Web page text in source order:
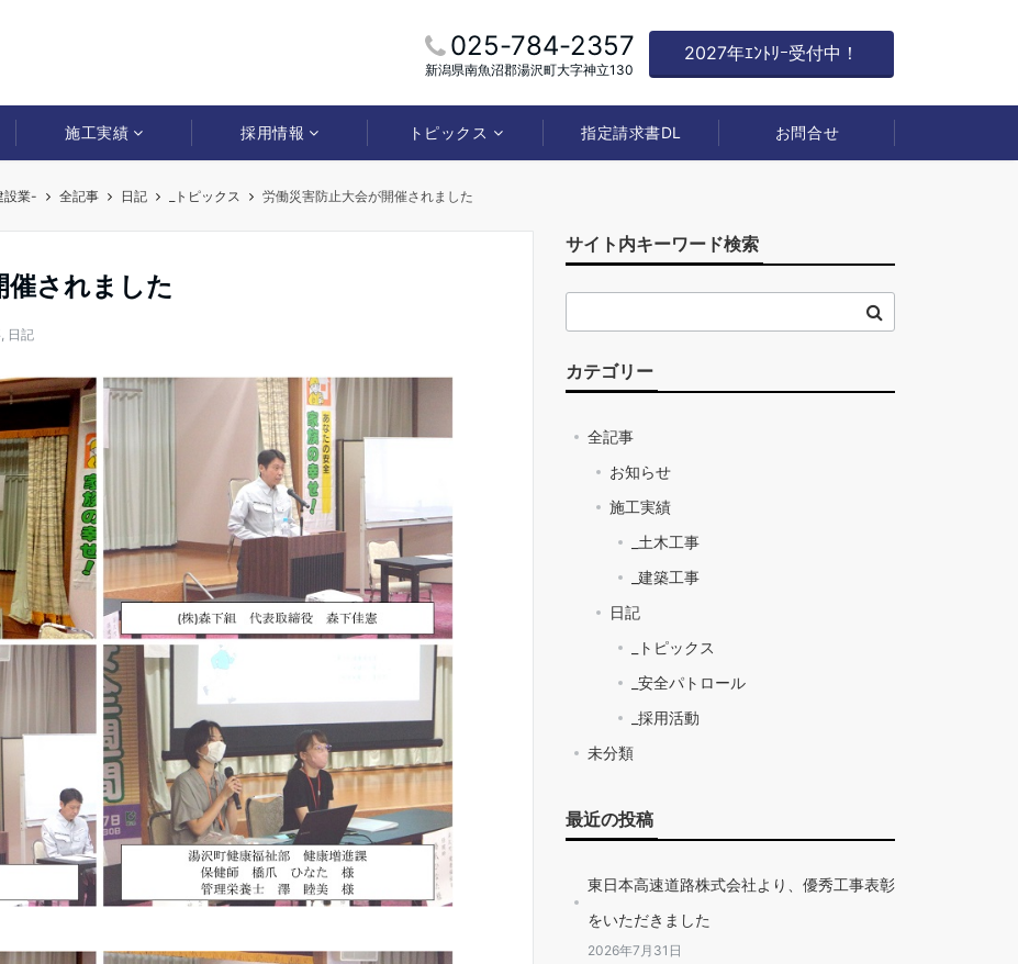
025-784-2357
新潟県南魚沼郡湯沢町大字神立130
2027年ｴﾝﾄﾘｰ受付中！
施工実績 採用情報 トピックス 指定請求書DL お問合せ
設業- 全記事 日記 _トピックス 労働災害防止大会が開催されました
催されました
, 日記
サイト内キーワード検索
カテゴリー
全記事
お知らせ
施工実績
_土木工事
_建築工事
日記
_トピックス
_安全パトロール
_採用活動
未分類
最近の投稿
東日本高速道路株式会社より、優秀工事表彰
をいただきました
2026年7月31日